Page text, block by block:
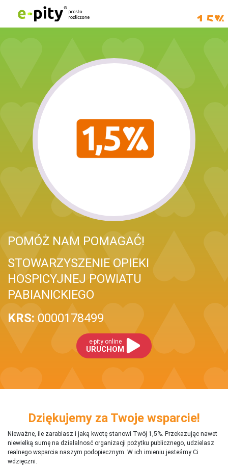
POMÓŻ NAM POMAGAĆ!
STOWARZYSZENIE OPIEKI
HOSPICYJNEJ POWIATU
PABIANICKIEGO
KRS: 0000178499
e-pity online
URUCHOM
Dziękujemy za Twoje wsparcie!
Nieważne, ile zarabiasz i jaką kwotę stanowi Twój 1,5%. Przekazując nawet
niewielką sumę na działalnosć organizacji pożytku publicznego, udzielasz
realnego wsparcia naszym podopiecznym. W ich imieniu jesteśmy Ci
wdzięczni.